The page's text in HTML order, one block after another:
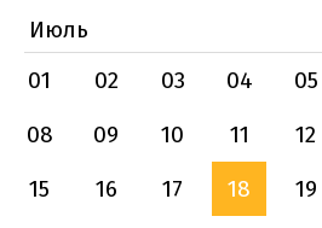
Июль
01 02 03 04 05
08
09 10 11 12
15
16 17 18 19